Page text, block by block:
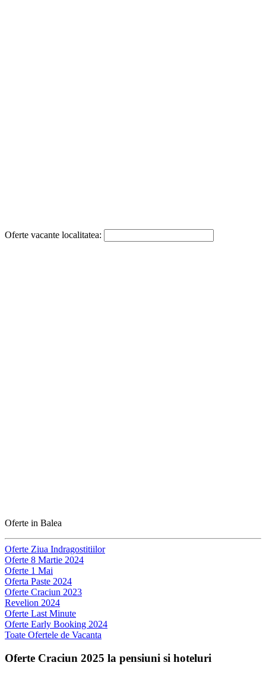
Oferte vacante localitatea:
Oferte in Balea
Oferte Ziua Indragostitiilor
Oferte 8 Martie 2024
Oferte 1 Mai
Oferta Paste 2024
Oferte Craciun 2023
Revelion 2024
Oferte Last Minute
Oferte Early Booking 2024
Toate Ofertele de Vacanta
Oferte Craciun 2025 la pensiuni si hoteluri